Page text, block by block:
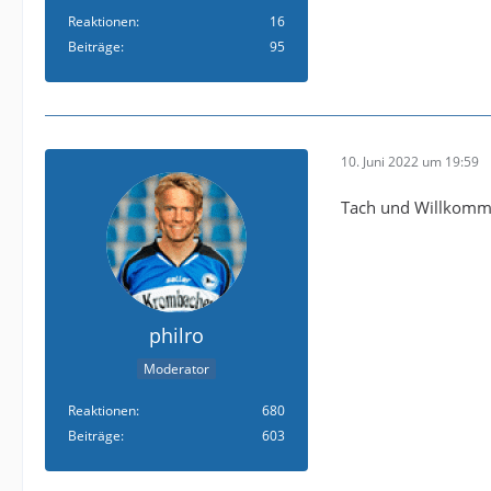
Reaktionen
16
Beiträge
95
philro
Moderator
Reaktionen
680
Beiträge
603
10. Juni 2022 um 19:59
Tach und